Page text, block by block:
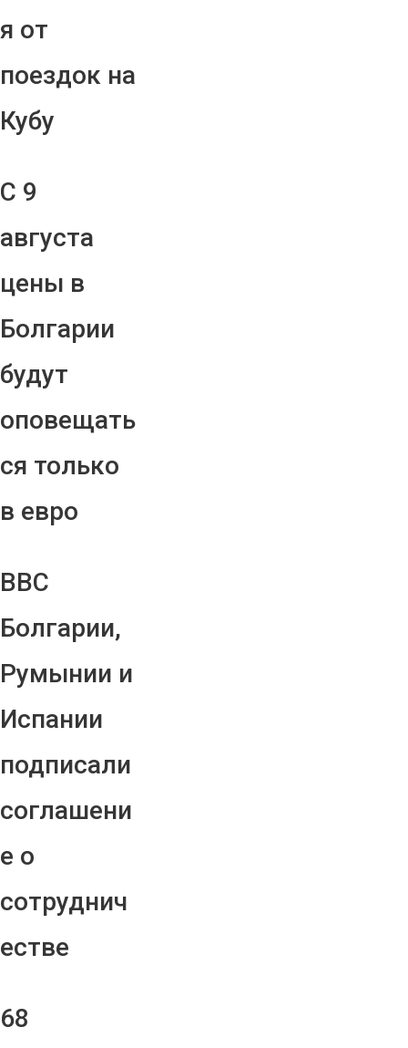
я от
поездок на
Кубу
С 9
августа
цены в
Болгарии
будут
оповещать
ся только
в евро
ВВС
Болгарии,
Румынии и
Испании
подписали
соглашени
е о
сотруднич
естве
68